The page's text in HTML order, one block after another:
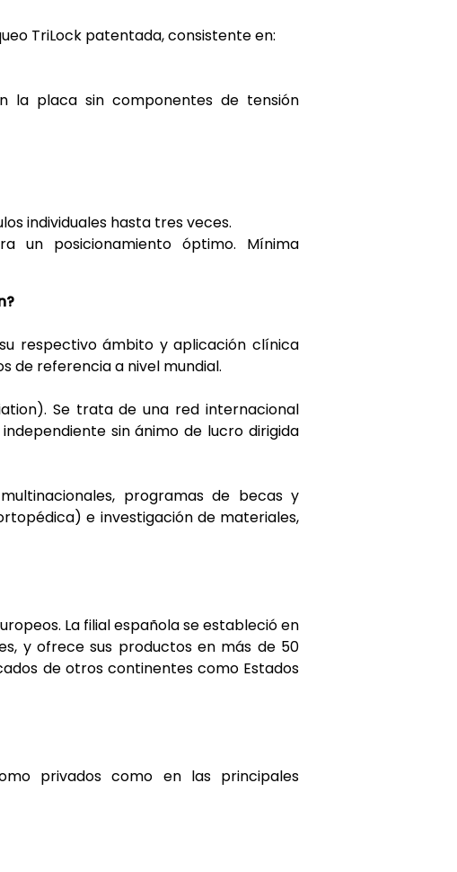
TriLock patentada, consistente en:
la placa sin componentes de tensión
individuales hasta tres veces.
un posicionamiento óptimo. Mínima
respectivo ámbito y aplicación clínica
de referencia a nivel mundial.
Se trata de una red internacional
sin ánimo de lucro dirigida
programas de becas y
e investigación de materiales,
La filial española se estableció en
y ofrece sus productos en más de 50
de otros continentes como Estados
privados como en las principales